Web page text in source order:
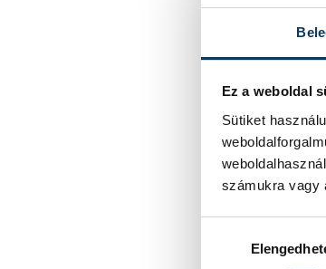
Ez a weboldal
Sütiket
számukra vagy